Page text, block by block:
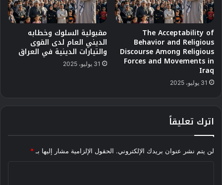
The Acceptability of
Behavior and Religious
Discourse Among Religious
Forces and Movements in
Iraq
31 يوليو، 2025
مقبولية السلوك وخطابه
الديني العام لدى القوى
والتيارات الدينية في العراق
31 يوليو، 2025
اترك تعليقاً
لن يتم نشر عنوان بريدك الإلكتروني. الحقول الإلزامية مشار إليها بـ *